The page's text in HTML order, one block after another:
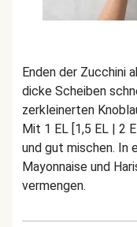
Enden der Zucchini
dicke Scheiben
zerkleinerten
Mit 1 EL [1,5 EL | 2
und gut mischen. In
Mayonnaise und
vermengen.